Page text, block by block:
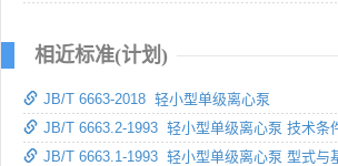
相近标准(计划)
JB/T 6663-2018 轻小型单级离心泵
JB/T 6663.2-1993 轻小型单级离心泵 技术条
JB/T 6663.1-1993 轻小型单级离心泵 型式与